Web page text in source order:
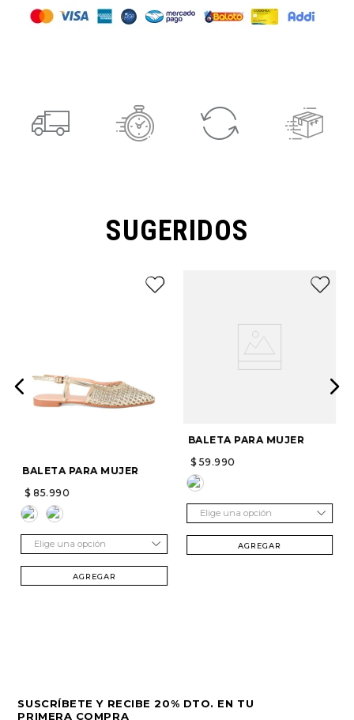
SUGERIDOS
BALETA PARA MUJER
$ 85.990
Elige una opción
AGREGAR
BALETA PARA MUJER
$ 59.990
Elige una opción
AGREGAR
SUSCRÍBETE Y RECIBE 20% DTO. EN TU
PRIMERA COMPRA